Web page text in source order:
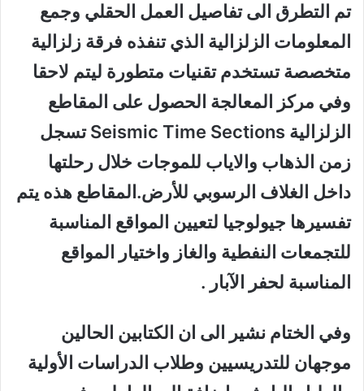
تم التطرق الى تفاصيل العمل الحقلي وجمع
المعلومات الزلزالية الذي تنفذه فرقة زلزالية
متخصصة تستخدم تقنيات متطورة ليتم لاحقا
وفي مركز المعالجة الحصول على المقاطع
الزلزالية Seismic Time Sections تسجل
زمن الذهاب والاياب للموجات خلال رحلتها
داخل الغلاف الرسوبي للأرض.المقاطع هذه يتم
تفسيرها جيولوجيا لتعيين المواقع المناسبة
للتجمعات النفطية والغاز واختيار المواقع
المناسبة لحفر الآبار .
وفي الختام نشير الى ان الكتابين الحالين
موجهان للتدريسيين وطلاب الدراسات الأولية